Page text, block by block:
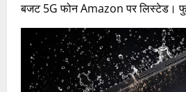
बजट 5G फोन Amazon पर लिस्टेड।